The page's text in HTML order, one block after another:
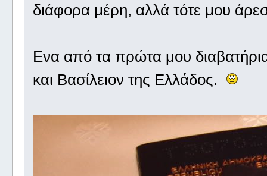
διάφορα μέρη, αλλά τότε μου
Ενα από τα πρώτα μου
και Βασίλειον της Ελλάδος.